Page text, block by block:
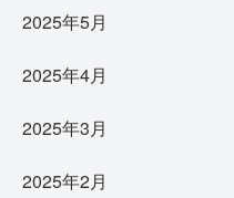
2025年5月
2025年4月
2025年3月
2025年2月